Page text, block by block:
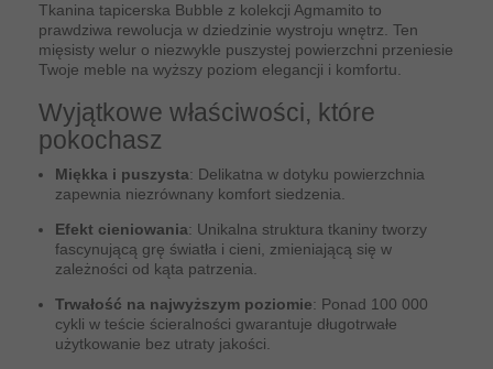
Tkanina tapicerska Bubble z kolekcji Agmamito to
prawdziwa rewolucja w dziedzinie wystroju wnętrz. Ten
mięsisty welur o niezwykle puszystej powierzchni przeniesie
Twoje meble na wyższy poziom elegancji i komfortu.
Wyjątkowe właściwości, które
pokochasz
Miękka i puszysta: Delikatna w dotyku powierzchnia
zapewnia niezrównany komfort siedzenia.
Efekt cieniowania: Unikalna struktura tkaniny tworzy
fascynującą grę światła i cieni, zmieniającą się w
zależności od kąta patrzenia.
Trwałość na najwyższym poziomie: Ponad 100 000
cykli w teście ścieralności gwarantuje długotrwałe
użytkowanie bez utraty jakości.